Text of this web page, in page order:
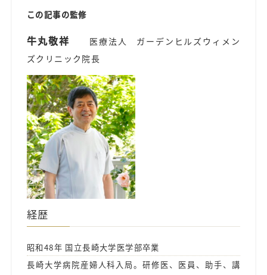
この記事の監修
牛丸敬祥
医療法人 ガーデンヒルズウィメン
ズクリニック院長
経歴
昭和48年 国立長崎大学医学部卒業
長崎大学病院産婦人科入局。研修医、医員、助手、講